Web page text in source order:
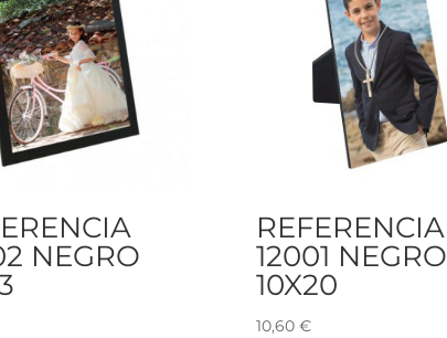
NEGRO
REFERENCIA
12001 NEGRO
10X20
10,60 €